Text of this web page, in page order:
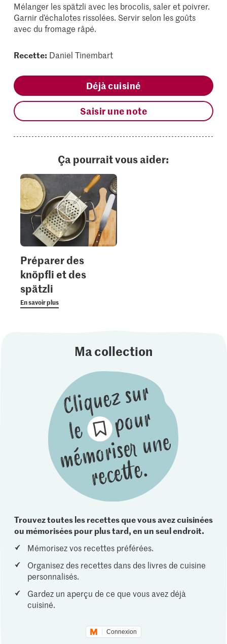
Mélanger les spätzli avec les brocolis, saler et poivrer.
Garnir d’échalotes rissolées. Servir selon les goûts
avec du fromage râpé.
Recette: Daniel Tinembart
Déjà cuisiné
Saisir une note
Ça pourrait vous aider:
Préparer des
knöpfli et des
spätzli
En savoir plus
Ma collection
Trouvez toutes les recettes que vous avez cuisinées
ou mémorisées pour plus tard, en un seul endroit.
Mémorisez vos recettes préférées.
Organisez des recettes dans des livres de cuisine
personnalisés.
Gardez un aperçu de ce que vous avez déjà
cuisiné.
Connexion